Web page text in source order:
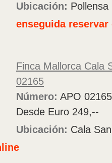
Ubicación: Pollensa
enseguida reservar
Finca Mallorca Cala
02165
Número: APO
Desde Euro 249,--
Ubicación: Cala